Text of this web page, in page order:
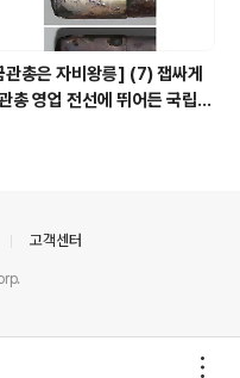
관총은 자비왕릉] (7) 잽싸게
총 영업 전선에 뛰어든 국립박
고객센터